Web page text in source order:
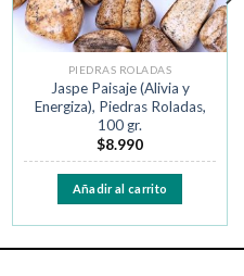
PIEDRAS ROLADAS
Jaspe Paisaje (Alivia y
Energiza), Piedras Roladas,
100 gr.
$8.990
Añadir al carrito